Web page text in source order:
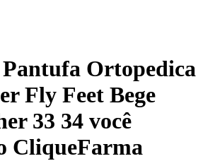
Pantufa Ortopedica
Fly Feet Bege
33 34 você
CliqueFarma